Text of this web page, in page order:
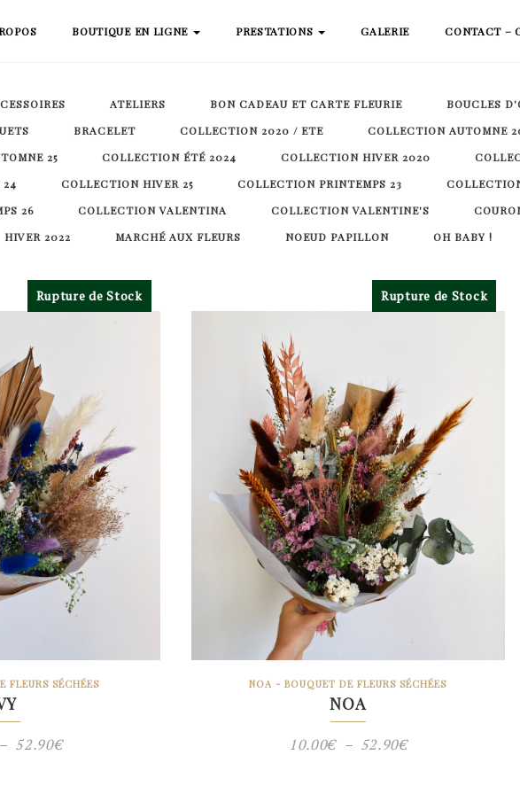
BOUTIQUE EN LIGNE PRESTATIONS GALERIE CONTACT –
ATELIERS BON CADEAU ET CARTE FLEURIE BOUCLES
BRACELET COLLECTION 2020 / ETE COLLECTION AUTOMNE
25
COLLECTION ÉTÉ 2024 COLLECTION HIVER 2020
24
COLLECTION HIVER 25 COLLECTION PRINTEMPS 23
26
COLLECTION VALENTINA COLLECTION VALENTINE'S
HIVER 2022 MARCHÉ AUX FLEURS NOEUD PAPILLON OH BABY !
Rupture de Stock
FLEURS SÉCHÉES
– 52.90€Plage
Rupture de Stock
NOA - BOUQUET DE FLEURS SÉCHÉES
NOA
10.00€ – 52.90€Plage